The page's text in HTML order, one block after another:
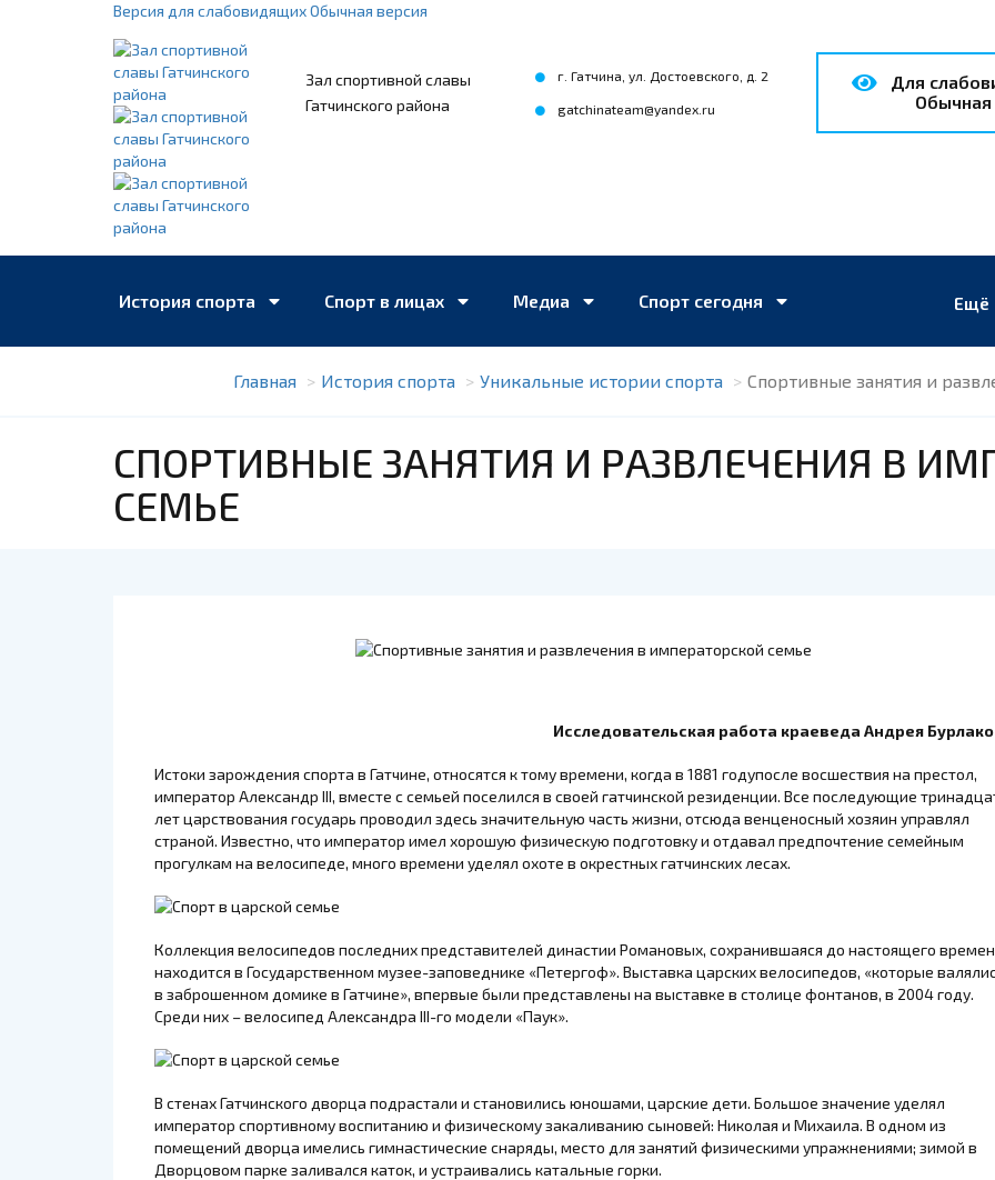
Версия для слабовидящихОбычная версия
Зал спортивной славы
Гатчинского района
г. Гатчина, ул. Достоевского, д. 2
gatchinateam@yandex.ru
для
История спорта Спорт в лицах Медиа Спорт сегодня
Книжная полка Учреждения спорта
Ещё
Главная История спорта Уникальные истории спорта Спортивные занятия и
СПОРТИВНЫЕ ЗАНЯТИЯ И РАЗВЛЕЧЕНИЯ В
СЕМЬЕ
Исследовательская работа краеведа Андрея
Истоки зарождения спорта в Гатчине, относятся к тому времени, когда в 1881 годупосле восшествия на престол,
император Александр III, вместе с семьей поселился в своей гатчинской резиденции. Все последующие
лет царствования государь проводил здесь значительную часть жизни, отсюда венценосный хозяин управлял
страной. Известно, что император имел хорошую физическую подготовку и отдавал предпочтение семейным
прогулкам на велосипеде, много времени уделял охоте в окрестных гатчинских лесах.
Коллекция велосипедов последних представителей династии Романовых, сохранившаяся до настоящего
находится в Государственном музее-заповеднике «Петергоф». Выставка царских велосипедов, «которые
в заброшенном домике в Гатчине», впервые были представлены на выставке в столице фонтанов, в 2004 году.
Среди них – велосипед Александра III-го модели «Паук».
В стенах Гатчинского дворца подрастали и становились юношами, царские дети. Большое значение уделял
император спортивному воспитанию и физическому закаливанию сыновей: Николая и Михаила. В одном из
помещений дворца имелись гимнастические снаряды, место для занятий физическими упражнениями; зимой в
Дворцовом парке заливался каток, и устраивались катальные горки.